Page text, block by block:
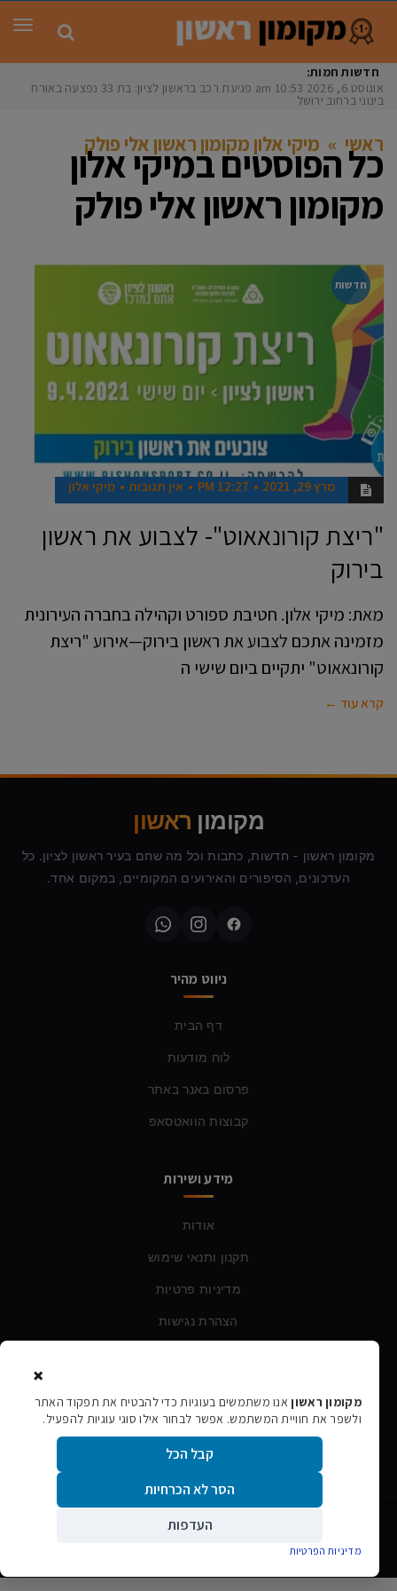
חדשות חמות:
אוגוסט 6, 2026
10:53 am פגיעת רכב בראשון לציון: בת 33 נפצעה באורח
בינוני ברחוב ירושלים
ראשי » מיקי אלון מקומון ראשון אלי פולק
כל הפוסטים במיקי אלון
מקומון ראשון אלי פולק
חדשות
מרץ 29, 2021 12:27 PM אין תגובות מיקי אלון
"ריצת קורונאאוט"- לצבוע את ראשון
בירוק
מאת: מיקי אלון. חטיבת ספורט וקהילה בחברה העירונית
מזמינה אתכם לצבוע את ראשון בירוק—אירוע "ריצת
קורונאאוט" יתקיים ביום שישי ה
קרא עוד ←
מקומון ראשון
מקומון ראשון - חדשות, כתבות וכל מה שחם בעיר ראשון לציון. כל
העדכונים, הסיפורים והאירועים המקומיים, במקום אחד.
ניווט מהיר
דף הבית
לוח מודעות
פרסום באנר באתר
קבוצות הוואטסאפ
מידע ושירות
אודות
תקנון ותנאי שימוש
מדיניות פרטיות
הצהרת נגישות
טלפון: 054-760-6388
rishon106@gmail.com
מקומון ראשון · כל הזכויות שמורות
×
מקומון ראשוןאנו משתמשים בעוגיות כדי להבטיח את תפקוד האתר
ולשפר את חוויית המשתמש. אפשר לבחור אילו סוגי עוגיות להפעיל.
קבל הכל
הסר לא הכרחיות
העדפות
מדיניות הפרטיות
גלילה